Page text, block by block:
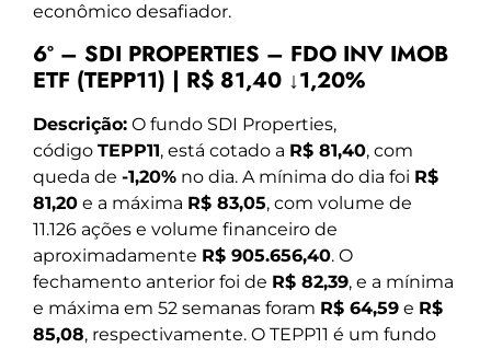
econômico desafiador.
6º – SDI PROPERTIES – FDO INV IMOB
ETF (TEPP11) | R$ 81,40 ↓1,20%
Descrição: O fundo SDI Properties,
código TEPP11, está cotado a R$ 81,40, com
queda de -1,20% no dia. A mínima do dia foi R$
81,20 e a máxima R$ 83,05, com volume de
11.126 ações e volume financeiro de
aproximadamente R$ 905.656,40. O
fechamento anterior foi de R$ 82,39, e a mínima
e máxima em 52 semanas foram R$ 64,59 e R$
85,08, respectivamente. O TEPP11 é um fundo